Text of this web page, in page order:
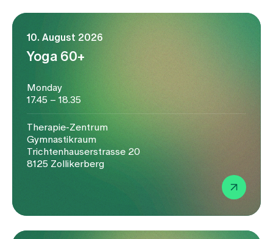
10. August 2026
Yoga 60+
Monday
17.45 – 18.35
Therapie-Zentrum
Gymnastikraum
Trichtenhauserstrasse 20
8125 Zollikerberg